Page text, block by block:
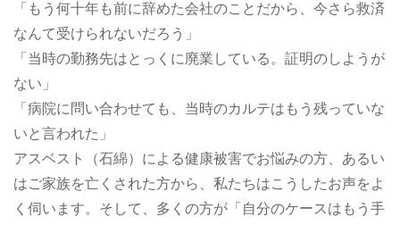
「もう何十年も前に辞めた会社のことだから、今さら救済
なんて受けられないだろう」
「当時の勤務先はとっくに廃業している。証明のしようが
ない」
「病院に問い合わせても、当時のカルテはもう残っていな
いと言われた」
アスベスト（石綿）による健康被害でお悩みの方、あるい
はご家族を亡くされた方から、私たちはこうしたお声をよ
く伺います。そして、多くの方が「自分のケースはもう手